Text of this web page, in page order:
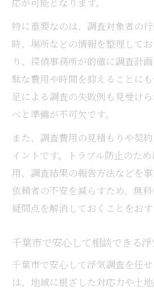
点
浮気調査で避けるべき
安心できる浮気調査依
違法リスクを減らす依
探偵業のルールと浮気
応が可能となります。
特に重要なのは、調査対象者の
時、場所などの情報を整理して
り、探偵事務所が的確に調査計
駄な費用や時間を抑えることに
足による調査の失敗例も見受け
べと準備が不可欠です。
また、調査費用の見積もりや契
イントです。トラブル防止のた
用、調査結果の報告方法などを事
依頼者の不安を減らすため、無
疑問点を解消しておくことをおす
千葉市で安心して相談できる
千葉市で安心して浮気調査を任
は、地域に根ざした対応力や土